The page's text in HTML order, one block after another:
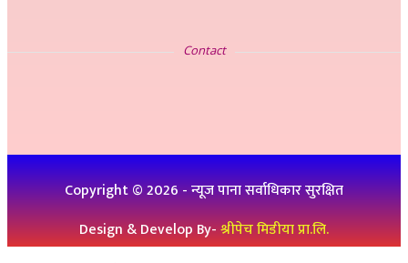
Contact
Copyright ©2026- न्यूज पाना सर्वाधिकार सुरक्षित
Design & Develop By-श्रीपेच मिडीया प्रा.लि.